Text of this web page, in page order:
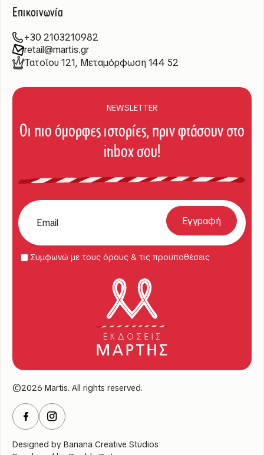
Επικοινωνία
+30 2103210982
retail@martis.gr
Τατοΐου 121, Μεταμόρφωση 144 52
NEWSLETTER
Οι πιο όμορφες ιστορίες, πριν φτάσουν στο
inbox σου!
Συμφωνώ με τους όρους & τις προϋποθέσεις
©2026 Martis. All rights reserved.
Designed by Banana Creative Studios